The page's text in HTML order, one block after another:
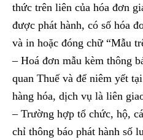
thức trên liên của hóa đơn
được phát hành, có số hóa
và in hoặc đóng chữ “Mẫu
– Hoá đơn mẫu kèm thông
quan Thuế và để niêm yết
hàng hóa, dịch vụ là liên
– Trường hợp tổ chức, hộ,
chỉ thông báo phát hành số